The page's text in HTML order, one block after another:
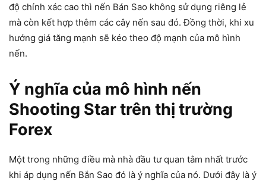
độ chính xác cao thì nến Bán Sao không sử dụng riêng lẻ
mà còn kết hợp thêm các cây nến sau đó. Đồng thời, khi xu
hướng giá tăng mạnh sẽ kéo theo độ mạnh của mô hình
nến.
Ý nghĩa của mô hình nến
Shooting Star trên thị trường
Forex
Một trong những điều mà nhà đầu tư quan tâm nhất trước
khi áp dụng nến Bắn Sao đó là ý nghĩa của nó. Dưới đây là ý